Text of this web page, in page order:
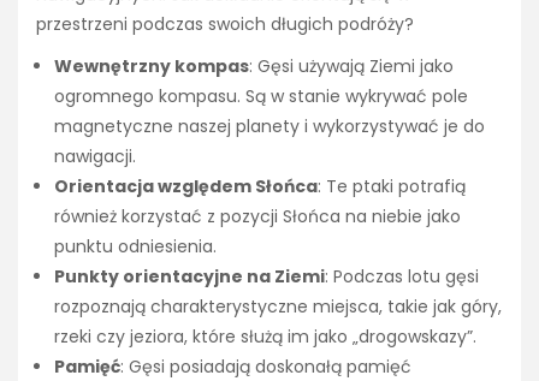
przestrzeni podczas swoich długich podróży?
Wewnętrzny kompas: Gęsi używają Ziemi jako
ogromnego kompasu. Są w stanie wykrywać pole
magnetyczne naszej planety i wykorzystywać je do
nawigacji.
Orientacja względem Słońca: Te ptaki potrafią
również korzystać z pozycji Słońca na niebie jako
punktu odniesienia.
Punkty orientacyjne na Ziemi: Podczas lotu gęsi
rozpoznają charakterystyczne miejsca, takie jak góry,
rzeki czy jeziora, które służą im jako „drogowskazy”.
Pamięć: Gęsi posiadają doskonałą pamięć